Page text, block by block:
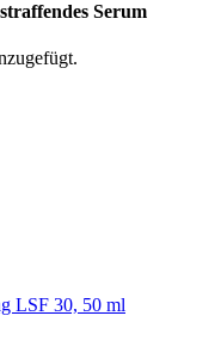
Serum
LSF 30, 50 ml